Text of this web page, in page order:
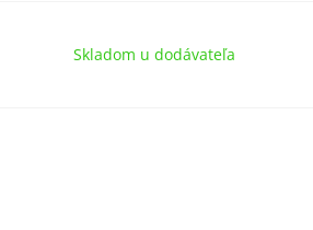
Skladom u dodávateľa